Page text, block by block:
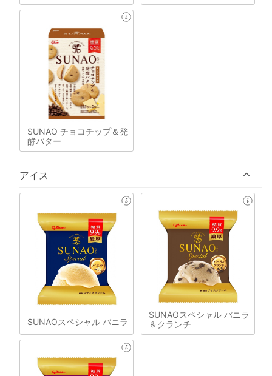
SUNAO チョコチップ＆発
酵バター
アイス
SUNAOスペシャル バニラ
SUNAOスペシャル バニラ
＆クランチ